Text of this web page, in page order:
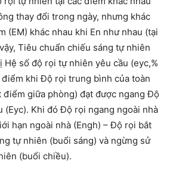
thay đổi trong ngày, nhưng khác
(EM) khác nhau khi En như nhau (tại
Tiêu chuẩn chiếu sáng tự nhiên
số độ rọi tự nhiên yêu cầu (eyc,%
khi Độ rọi trung bình của toàn
điểm giữa phòng) đạt được ngang Độ
(Eyc). Khi đó Độ rọi ngang ngoài nhà
hạn ngoài nhà (Engh) – Độ rọi bắt
tự nhiên (buổi sáng) và ngừng sử
(buổi chiều).